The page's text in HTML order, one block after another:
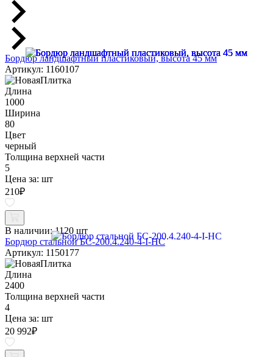
Бордюр ландшафтный пластиковый, высота 45 мм
Артикул: 1160107
Длина
1000
Ширина
80
Цвет
черный
Толщина верхней части
5
Цена за: шт
210₽
В наличии: 1120 шт
Бордюр стальной БС-200.4.240-4-I-НС
Артикул: 1150177
Длина
2400
Толщина верхней части
4
Цена за: шт
20 992₽